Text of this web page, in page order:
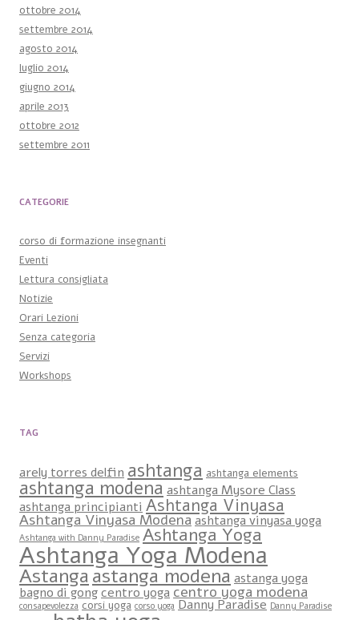
ottobre 2014
settembre 2014
agosto 2014
luglio 2014
giugno 2014
aprile 2013
ottobre 2012
settembre 2011
CATEGORIE
corso di formazione insegnanti
Eventi
Lettura consigliata
Notizie
Orari Lezioni
Senza categoria
Servizi
Workshops
TAG
arely torres delfin ashtanga ashtanga elements
ashtanga modenaashtanga Mysore Class
ashtanga principianti Ashtanga Vinyasa
Ashtanga Vinyasa Modenaashtanga vinyasa yoga
Ashtanga with Danny Paradise Ashtanga Yoga
Ashtanga Yoga Modena
Astangaastanga modena astanga yoga
bagno di gongcentro yogacentro yoga modena
consapevolezza corsi yoga corso yoga Danny Paradise Danny Paradise